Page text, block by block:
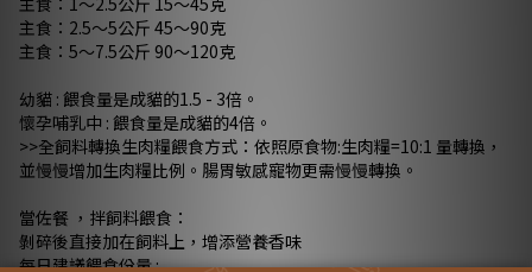
主食：2.5～5公斤 45～90克
主食：5～7.5公斤 90～120克
幼貓 : 餵食量是成貓的1.5 - 3倍。
懷孕哺乳中 : 餵食量是成貓的4倍。
>>全飼料轉換生肉糧餵食方式：依照原食物:生肉糧=10:1 量轉換，
並慢慢增加生肉糧比例。腸胃敏感寵物更需慢慢轉換。
當佐餐 ，拌飼料餵食：
剝碎後直接加在飼料上，增添營養香味
每日建議餵食份量 :